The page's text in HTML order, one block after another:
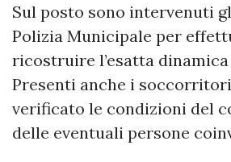
Sul posto sono intervenuti
Polizia Municipale per
ricostruire l’esatta dinamica
Presenti anche i
verificato le condizioni del
delle eventuali persone